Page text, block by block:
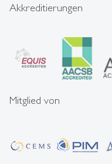
Akkreditierungen
Mitglied von